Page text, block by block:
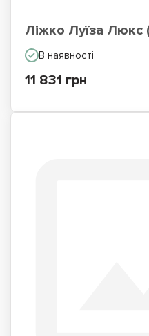
Ліжко Луїза Люкс
В наявності
11 831 грн